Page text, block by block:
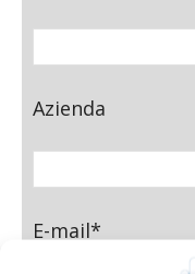
Azienda
E-mail*